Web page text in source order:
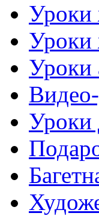
Уроки
Уроки
Уроки
Уроки